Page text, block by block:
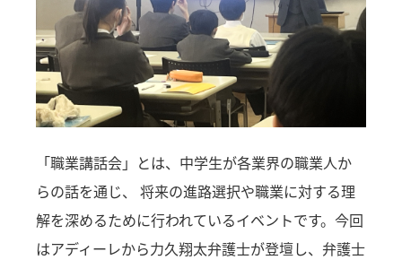
「職業講話会」とは、中学生が各業界の職業人か
らの話を通じ、 将来の進路選択や職業に対する理
解を深めるために行われているイベントです。今回
はアディーレから力久翔太弁護士が登壇し、弁護士